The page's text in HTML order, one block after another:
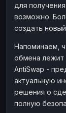
для
возможно.
создать
Напоминаем,
обмена лежит
AntiSwap -
актуальную
решения о
полную